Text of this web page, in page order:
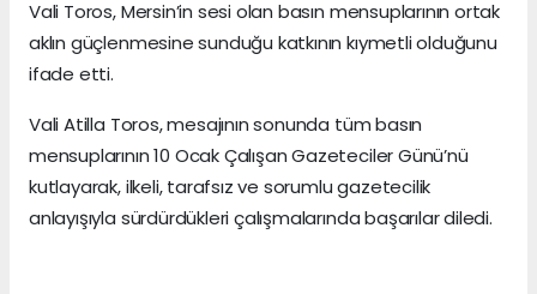
Vali Toros, Mersin’in sesi olan basın mensuplarının ortak
aklın güçlenmesine sunduğu katkının kıymetli olduğunu
ifade etti.
Vali Atilla Toros, mesajının sonunda tüm basın
mensuplarının 10 Ocak Çalışan Gazeteciler Günü’nü
kutlayarak, ilkeli, tarafsız ve sorumlu gazetecilik
anlayışıyla sürdürdükleri çalışmalarında başarılar diledi.